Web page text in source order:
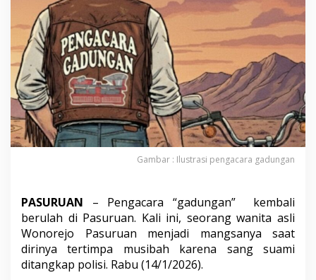
S
e
t
u
b
u
h
i
P
e
r
u
a
n
d
e
n
g
Gambar : Ilustrasi pengacara gadungan
PASURUAN – Pengacara “gadungan” kembali
berulah di Pasuruan. Kali ini, seorang wanita asli
Wonorejo Pasuruan menjadi mangsanya saat
dirinya tertimpa musibah karena sang suami
ditangkap polisi. Rabu (14/1/2026).